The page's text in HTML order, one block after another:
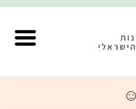
☺